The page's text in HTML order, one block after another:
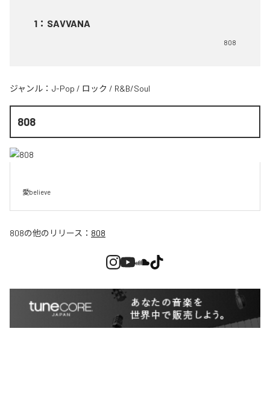
1 ： SAVVANA
808
ジャンル： J-Pop / ロック / R&B/Soul
808
愛believe
808の他のリリース： 808